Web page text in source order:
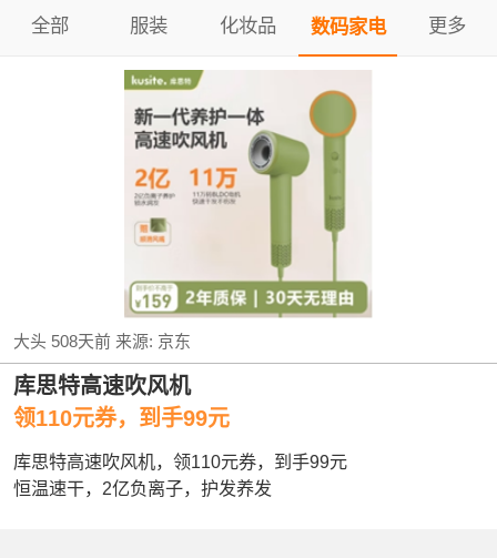
全部 服装 化妆品 数码家电 更多
大头 508天前来源: 京东
库思特高速吹风机
领110元券，到手99元
库思特高速吹风机，领110元券，到手99元
恒温速干，2亿负离子，护发养发